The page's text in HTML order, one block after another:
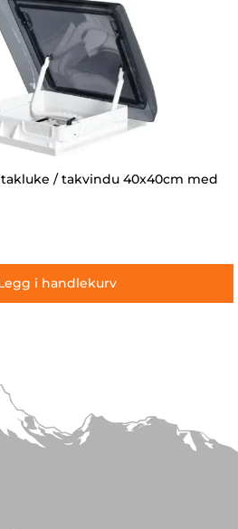
takluke / takvindu 40x40cm med
i handlekurv